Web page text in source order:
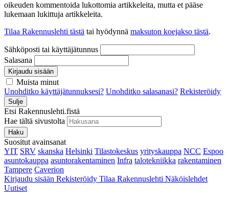
oikeuden kommentoida lukottomia artikkeleita, mutta et pääse
lukemaan lukittuja artikkeleita.
Tilaa Rakennuslehti tästä tai hyödynnä maksuton koejakso tästä.
Sähköposti tai käyttäjätunnus
Salasana
Kirjaudu sisään
Muista minut
Unohditko käyttäjätunnuksesi? Unohditko salasanasi? Rekisteröidy
Sulje
Etsi Rakennuslehti.fistä
Hae tältä sivustolta
Haku
Suositut avainsanat
YIT SRV skanska Helsinki Tilastokeskus yrityskauppa NCC Espoo
asuntokauppa asuntorakentaminen Infra talotekniikka rakentaminen
Tampere Caverion
Kirjaudu sisään Rekisteröidy Tilaa Rakennuslehti Näköislehdet
Uutiset